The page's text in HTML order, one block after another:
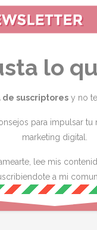
lo
suscriptoresy no te
para impulsar tu
marketing digital.
lee mis
a mi